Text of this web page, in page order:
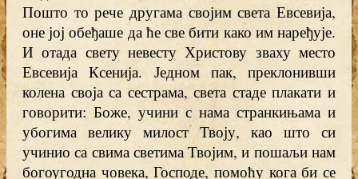
Пошто то рече другама својим света Евсевија,
оне јој обеђаше да ће све бити како им наређује.
И отада свету невесту Христову зваху место
Евсевија Ксенија. Једном пак, преклонивши
колена своја са сестрама, света стаде плакати и
говорити: Боже, учини с нама странкињама и
убогима велику милост Твоју, као што си
учинио са свима светима Твојим, и пошаљи нам
богоугодна човека, Господе, помоћу кога би се